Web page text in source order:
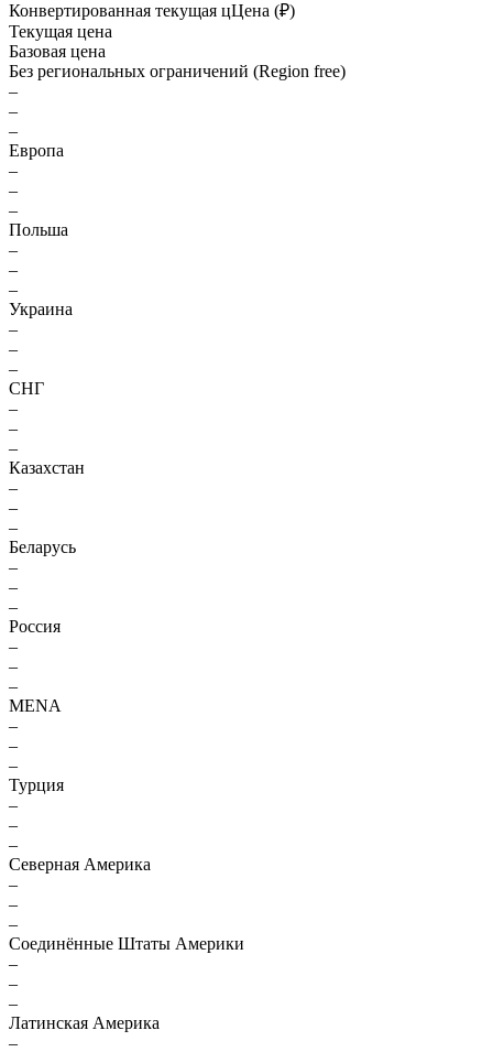
Конвертированная текущая цЦена (₽)
Текущая цена
Базовая цена
Без региональных ограничений (Region free)
–
–
–
Европа
–
–
–
Польша
–
–
–
Украина
–
–
–
СНГ
–
–
–
Казахстан
–
–
–
Беларусь
–
–
–
Россия
–
–
–
MENA
–
–
–
Турция
–
–
–
Северная Америка
–
–
–
Соединённые Штаты Америки
–
–
–
Латинская Америка
–